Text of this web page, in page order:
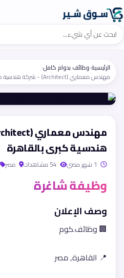
الرئيسية›وظائف بدوام كامل›
مهندس معماري (Architect) - شركة هندسية كبرى بالقاهرة
هندسية كبرى بالقاهرة
مصر
وظيفة شاغرة
وصف الإعلان
🏢 وظائف.كوم
📍 القاهرة, مصر